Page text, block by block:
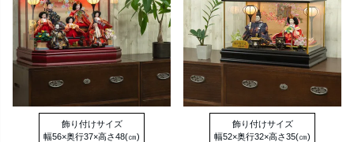
飾り付けサイズ
幅56×奥行37×高さ48(㎝)
飾り付けサイズ
幅52×奥行32×高さ35(㎝)